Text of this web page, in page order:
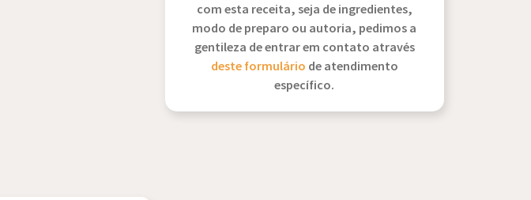
com esta receita, seja de ingredientes,
modo de preparo ou autoria, pedimos a
gentileza de entrar em contato através
deste formulário de atendimento
específico.